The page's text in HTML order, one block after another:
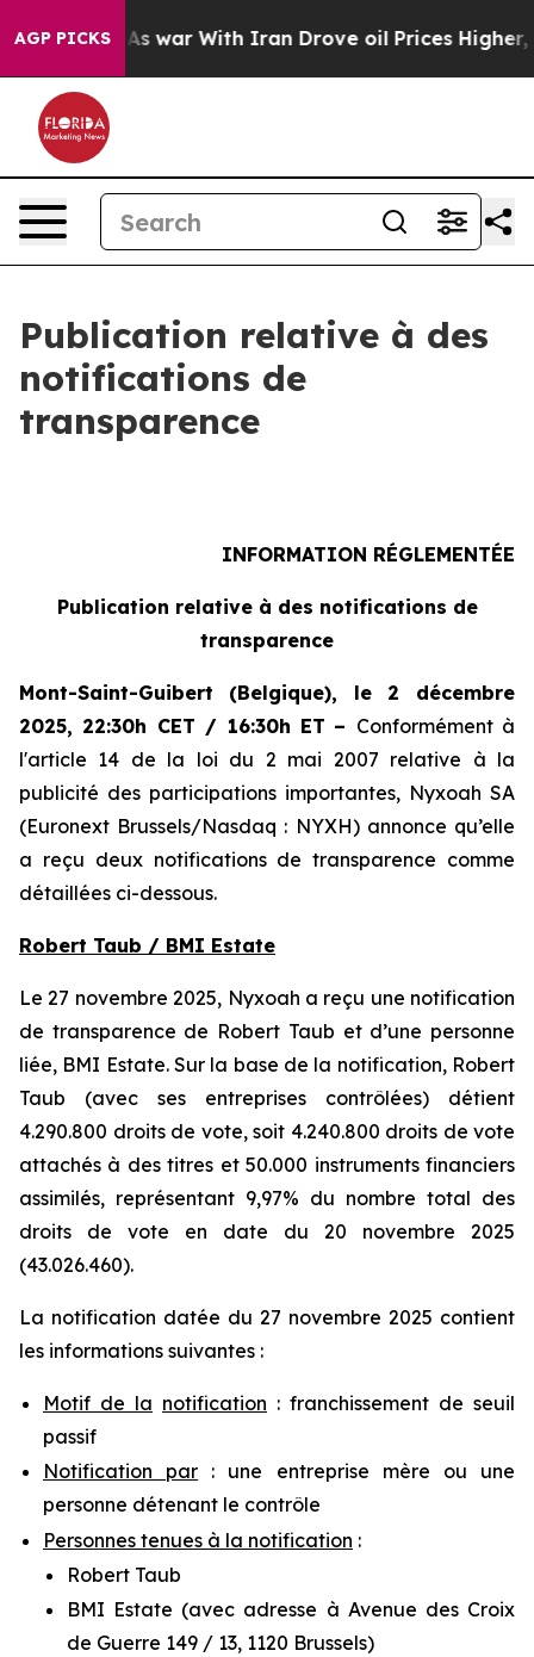
AGP PICKS
As war With Iran Drove oil Prices Higher,
Publication relative à des
notifications de
transparence
INFORMATION RÉGLEMENTÉE
Publication relative à des notifications de
transparence
Mont-Saint-Guibert (Belgique), le 2 décembre
2025, 22:30h CET / 16:30h ET – Conformément à
l'article 14 de la loi du 2 mai 2007 relative à la
publicité des participations importantes, Nyxoah SA
(Euronext Brussels/Nasdaq : NYXH) annonce qu’elle
a reçu deux notifications de transparence comme
détaillées ci-dessous.
Robert Taub / BMI Estate
Le 27 novembre 2025, Nyxoah a reçu une notification
de transparence de Robert Taub et d’une personne
liée, BMI Estate. Sur la base de la notification, Robert
Taub (avec ses entreprises contrôlées) détient
4.290.800 droits de vote, soit 4.240.800 droits de vote
attachés à des titres et 50.000 instruments financiers
assimilés, représentant 9,97% du nombre total des
droits de vote en date du 20 novembre 2025
(43.026.460).
La notification datée du 27 novembre 2025 contient
les informations suivantes :
Motif de la notification : franchissement de seuil
passif
Notification par : une entreprise mère ou une
personne détenant le contrôle
Personnes tenues à la notification :
Robert Taub
BMI Estate (avec adresse à Avenue des Croix
de Guerre 149 / 13, 1120 Brussels)